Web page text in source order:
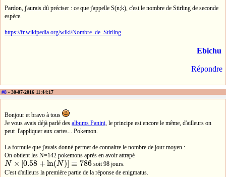
Pardon, j'aurais dû préciser : ce que j'appelle S(n;k), c'est le nombre de Stirling de seconde
espèce.
https://fr.wikipedia.org/wiki/Nombre_de_Stirling
Ebichu
Répondre
#8 - 30-07-2016 11:44:17
Bonjour et bravo à tous
Je vous avais déjà parlé des albums Panini, le principe est encore le même, d'ailleurs on
peut l'appliquer aux cartes... Pokemon.
La formule que j'avais donné permet de connaitre le nombre de jour moyen :
On obtient les N=142 pokemons après en avoir attrapé
N × [0.58 +ln(N )] ≡ 786
N× 0.58+ln(N )]≡786
soit 98 jours.
C'est d'ailleurs la première partie de la réponse de enigmatus.